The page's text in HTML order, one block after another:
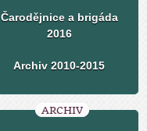
Čarodějnice a brigáda
2016
Archiv 2010-2015
ARCHIV